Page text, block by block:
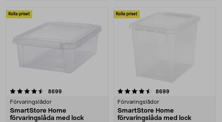
Kolla priset
8699
Förvaringslådor
SmartStore Home
förvaringslåda med lock
Kolla priset
4.5 av 5 stjärnor 8699
Förvaringslådor
SmartStore Home
förvaringslåda med lock